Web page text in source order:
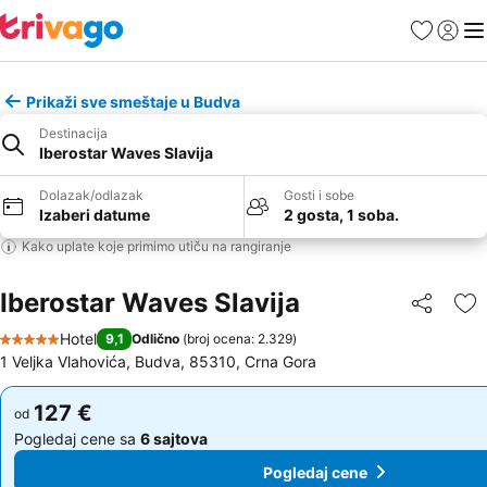
FavoritiPrijavi
Prikaži sve smeštaje u Budva
Destinacija
Iberostar Waves Slavija
Dolazak/odlazak
Izaberi datume
Gosti i sobe
2 gosta, 1 soba.
Kako uplate koje primimo utiču na rangiranje
Iberostar Waves Slavija Deli
5 Zvezdice
Hotel 9,1 Odlično (broj ocena: 2.329)
1 Veljka Vlahovića, Budva, 85310, Crna Gora
od 127 €
Pogledaj cene sa 6 sajtova
Pogledaj cene
od 127 €
Pogledaj cene sa 6 sajtova
Pogledaj cene